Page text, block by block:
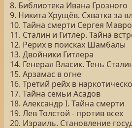
8. Библиотека Ивана Грозного
9. Никита Хрущёв. Схватка за
10. Тайна смерти Сергея
11. Сталин и Гитлер. Тайна
12. Рерих в поисках Шамбалы
13. Двойники Гитлера
14. Генерал Власик. Тень
15. Арзамас в огне
16. Третий рейх в
17. Тайна семьи Асадов
18. Александр I. Тайна смерти
19. Лев Толстой - против всех
20. Израиль. Становление